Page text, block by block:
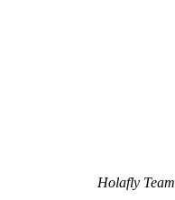
Holafly Team